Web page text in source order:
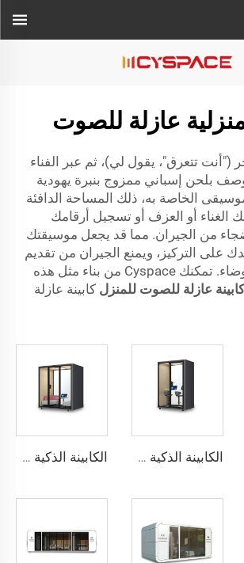
منزلية عازلة للصوت
تتعرق"، يقول لي)، ثم عبر الفناء
بلحن إسباني ممزوج بنبرة يهودية
الخاصة به، ذلك المساحة الدافئة
الغناء أو العزف أو تسجيل أرقامك
من الجيران. مما قد يجعل موسيقتك
على التركيز، ويمنع الجيران من تقديم
شكوى بسبب الضوضاء. تمكنك Cyspace من بناء مثل هذه
كابينة عازلة للصوت للمنزل كابينة عازلة
الكابينة الذكية والعازلة للصوت لشخصين - سلسلة Cyspace Y PRO الكابينة الذكية والعازلة للصوت لـ 4 أشخاص - سلسلة Cyspace Y PRO